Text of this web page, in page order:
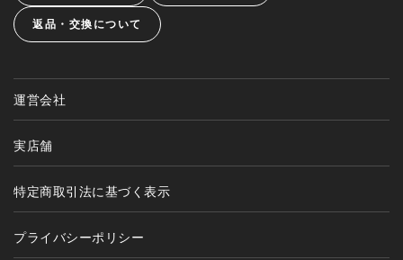
返品・交換について
運営会社
実店舗
特定商取引法に基づく表示
プライバシーポリシー